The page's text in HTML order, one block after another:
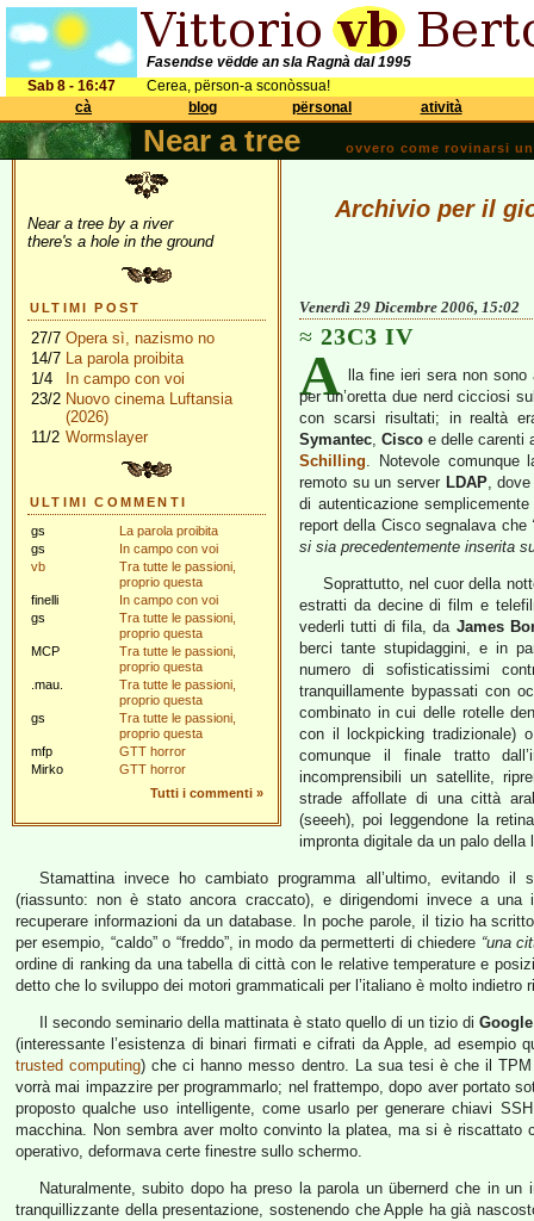
Fasendse vëdde an sla Ragnà dal 1995
Sab 8 - 16:47
Cerea, përson-a sconòssua!
cà
blog përsonal atività
Near a tree ovvero come rovinarsi
Near a tree by a river
there's a hole in the ground
ULTIMI POST
27/7 Opera sì, nazismo no
14/7 La parola proibita
1/4
In campo con voi
23/2 Nuovo cinema Luftansia
(2026)
11/2 Wormslayer
ULTIMI COMMENTI
gs
La parola proibita
gs
In campo con voi
vb
Tra tutte le passioni,
proprio questa
finelli
In campo con voi
gs
Tra tutte le passioni,
proprio questa
MCP
Tra tutte le passioni,
proprio questa
.mau.
Tra tutte le passioni,
proprio questa
gs
Tra tutte le passioni,
proprio questa
mfp
GTT horror
Mirko
GTT horror
Tutti i commenti »
Archivio per il
Venerdì 29 Dicembre 2006, 15:02
23C3 IV
A
lla fine ieri sera non
per un’oretta due nerd cicciosi
con scarsi risultati; in realtà
Symantec,Cisco e delle carenti
Schilling. Notevole comunque
remoto su un server LDAP, dove
di autenticazione
report della Cisco segnalava che
si sia precedentemente inserita
Soprattutto, nel cuor della
estratti da decine di film e
vederli tutti di fila, da James
berci tante stupidaggini, e in
numero di sofisticatissimi
tranquillamente bypassati con
combinato in cui delle rotelle
con il lockpicking tradizionale)
comunque il finale tratto
incomprensibili un satellite,
strade affollate di una città
(seeeh), poi leggendone la
impronta digitale da un palo della
Stamattina invece ho cambiato programma all’ultimo, evitando il
(riassunto: non è stato ancora craccato), e dirigendomi invece a una
recuperare informazioni da un database. In poche parole, il tizio ha
per esempio, “caldo” o “freddo”, in modo da permetterti di chiedere “una
ordine di ranking da una tabella di città con le relative temperature e
detto che lo sviluppo dei motori grammaticali per l’italiano è molto indietro
Il secondo seminario della mattinata è stato quello di un tizio di Google
(interessante l’esistenza di binari firmati e cifrati da Apple, ad esempio
trusted computing) che ci hanno messo dentro. La sua tesi è che il
vorrà mai impazzire per programmarlo; nel frattempo, dopo aver portato
proposto qualche uso intelligente, come usarlo per generare chiavi
macchina. Non sembra aver molto convinto la platea, ma si è
operativo, deformava certe finestre sullo schermo.
Naturalmente, subito dopo ha preso la parola un übernerd che in
tranquillizzante della presentazione, sostenendo che Apple ha già